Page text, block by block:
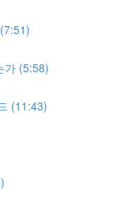
가 (5:58)
(11:43)